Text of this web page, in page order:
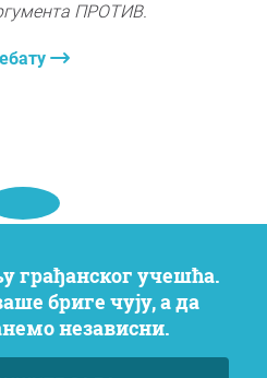
ПРОТИВ.
бриге чују, а да
независни.